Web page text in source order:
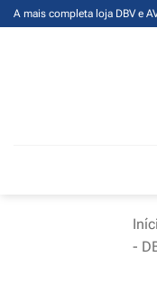
Skip
to
A mais completa loja DBV e
-